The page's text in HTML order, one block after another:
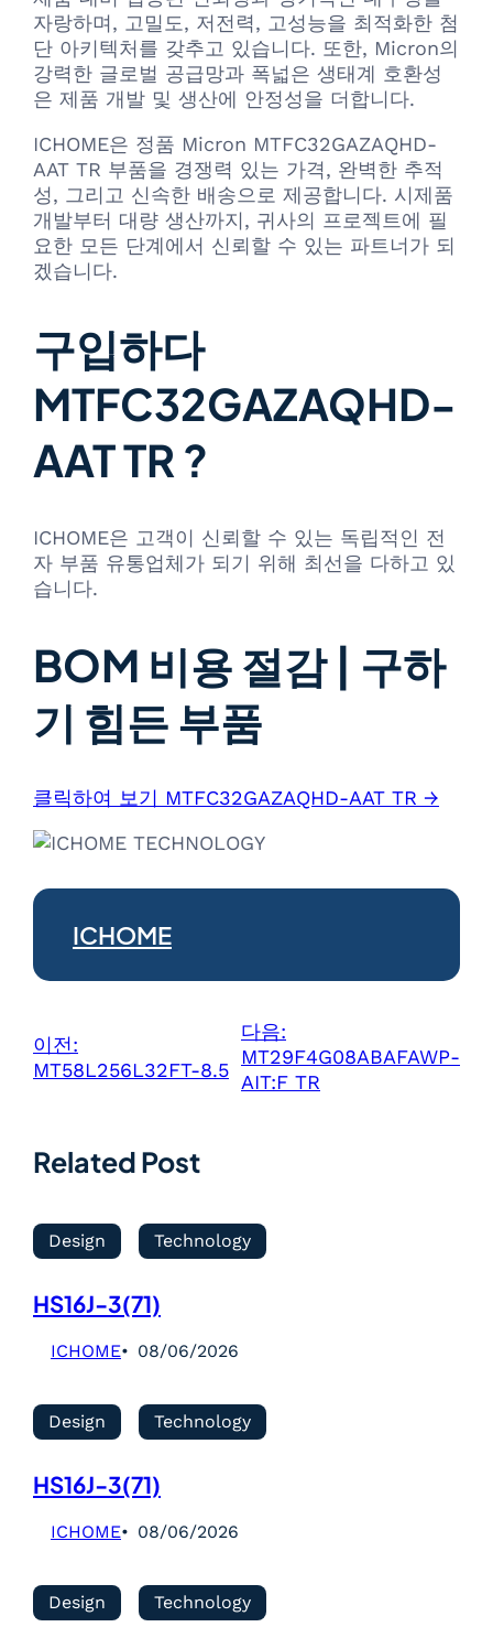
자랑하며, 고밀도, 저전력, 고성능을 최적화한 첨
단 아키텍처를 갖추고 있습니다. 또한, Micron의
강력한 글로벌 공급망과 폭넓은 생태계 호환성
은 제품 개발 및 생산에 안정성을 더합니다.
ICHOME은 정품 Micron MTFC32GAZAQHD-
AAT TR 부품을 경쟁력 있는 가격, 완벽한 추적
성, 그리고 신속한 배송으로 제공합니다. 시제품
개발부터 대량 생산까지, 귀사의 프로젝트에 필
요한 모든 단계에서 신뢰할 수 있는 파트너가 되
겠습니다.
구입하다
MTFC32GAZAQHD-
AAT TR ?
ICHOME은 고객이 신뢰할 수 있는 독립적인 전
자 부품 유통업체가 되기 위해 최선을 다하고 있
습니다.
BOM 비용 절감 | 구하
기 힘든 부품
클릭하여 보기 MTFC32GAZAQHD-AAT TR →
ICHOME
이전:
MT58L256L32FT-8.5
다음:
MT29F4G08ABAFAWP-
AIT:F TR
Related Post
Design Technology
HS16J-3(71)
ICHOME 08/06/2026
Design Technology
HS16J-3(71)
ICHOME 08/06/2026
Design Technology